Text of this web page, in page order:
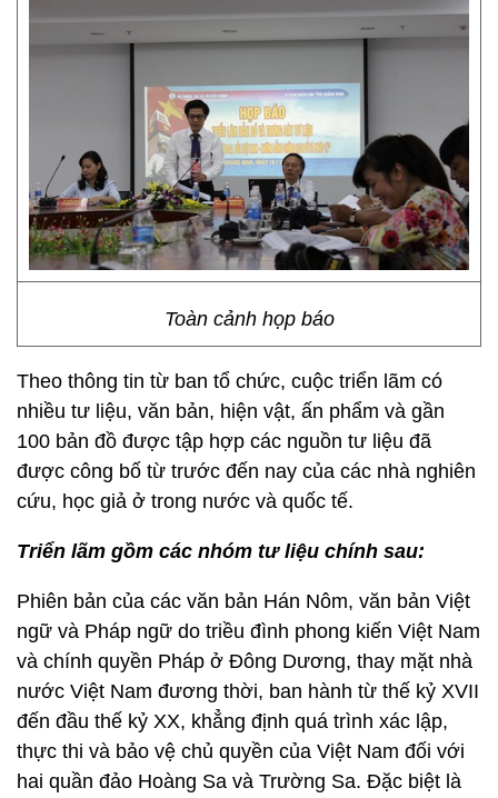
Toàn cảnh họp báo
Theo thông tin từ ban tổ chức, cuộc triển lãm có
nhiều tư liệu, văn bản, hiện vật, ấn phẩm và gần
100 bản đồ được tập hợp các nguồn tư liệu đã
được công bố từ trước đến nay của các nhà nghiên
cứu, học giả ở trong nước và quốc tế.
Triển lãm gồm các nhóm tư liệu chính sau:
Phiên bản của các văn bản Hán Nôm, văn bản Việt
ngữ và Pháp ngữ do triều đình phong kiến Việt Nam
và chính quyền Pháp ở Đông Dương, thay mặt nhà
nước Việt Nam đương thời, ban hành từ thế kỷ XVII
đến đầu thế kỷ XX, khẳng định quá trình xác lập,
thực thi và bảo vệ chủ quyền của Việt Nam đối với
hai quần đảo Hoàng Sa và Trường Sa. Đặc biệt là